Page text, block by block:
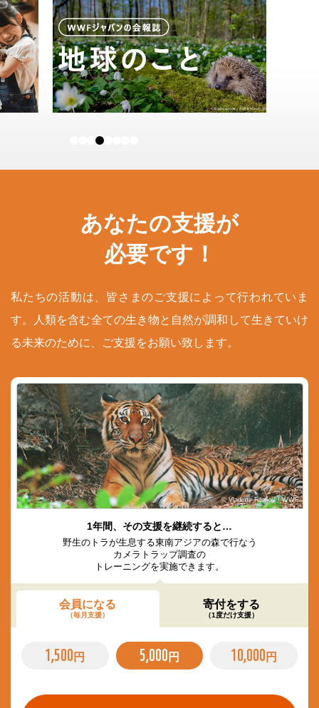
あなたの支援が
必要です！
私たちの活動は、皆さまのご支援によって行われていま
す。人類を含む全ての生き物と自然が調和して生きていけ
る未来のために、ご支援をお願い致します。
© Vladimir Filonov / WWF
1年間、その支援を継続すると…
野生のトラが生息する東南アジアの森で行なう
カメラトラップ調査の
トレーニングを実施できます。
会員になる
（毎月支援）
寄付をする
（1度だけ支援）
1,500 円 5,000 円 10,000 円